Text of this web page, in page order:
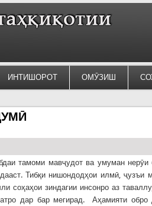
ИНТИШОРОТ ОМӮЗИШ
тамоми мавҷудот ва умуман нерӯи
Тибқи нишондодҳои илмӣ, ҷузъи
соҳаҳои зиндагии инсонро аз
дар бар мегирад. Аҳамияти